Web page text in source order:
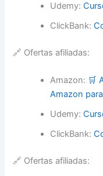
Udemy:
ClickBank:
🔗 Ofertas afiliadas:
Amazon: 🛒
Amazon
Udemy:
ClickBank:
🔗 Ofertas afiliadas: